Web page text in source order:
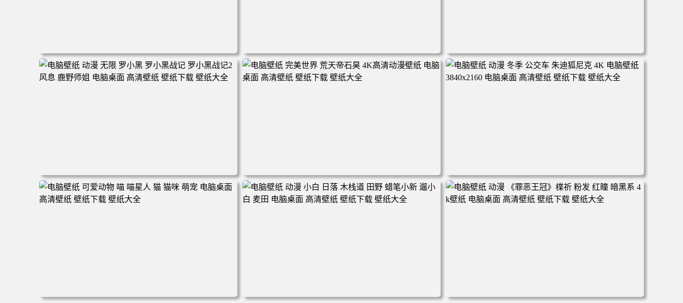
电脑壁纸 动漫 紫灵 冰清玉洁《凡人修仙传》4k壁纸 3840x2
160 电脑桌面 高清壁纸 壁纸下载 壁纸大全
电脑壁纸 动漫 兔子朱迪 狐狸尼克 疯狂动物城 秋叶 秋天森
林 蓝天 4k壁纸 电脑桌面 高清壁纸 壁纸下载 壁纸大全
电脑壁纸 柯南和小兰背靠背 夕阳 日落 4K动漫壁纸 电脑桌
面 高清壁纸 壁纸下载 壁纸大全
电脑壁纸 动漫 无限 罗小黑 罗小黑战记 罗小黑战记2 风息
鹿野师姐 电脑桌面 高清壁纸 壁纸下载 壁纸大全
电脑壁纸 完美世界 荒天帝石昊 4K高清动漫壁纸 电脑桌面
高清壁纸 壁纸下载 壁纸大全
电脑壁纸 动漫 冬季 公交车 朱迪狐尼克 4K 电脑壁纸 3840x2
160 电脑桌面 高清壁纸 壁纸下载 壁纸大全